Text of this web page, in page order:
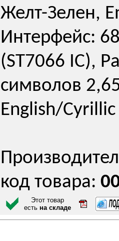
Желт-Зелен,
Интерфейс:
(ST7066 IC),
символов
English/
код товара:
Этот товар
есть на складе